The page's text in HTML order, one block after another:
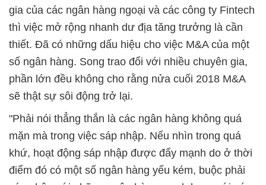
gia của các ngân hàng ngoại và các công ty Fintech
thì việc mở rộng nhanh dư địa tăng trưởng là cần
thiết. Đã có những dấu hiệu cho việc M&A của một
số ngân hàng. Song trao đổi với nhiều chuyên gia,
phần lớn đều không cho rằng nửa cuối 2018 M&A
sẽ thật sự sôi động trở lại.
"Phải nói thẳng thắn là các ngân hàng không quá
mặn mà trong việc sáp nhập. Nếu nhìn trong quá
khứ, hoạt động sáp nhập được đẩy mạnh do ở thời
điểm đó có một số ngân hàng yếu kém, buộc phải